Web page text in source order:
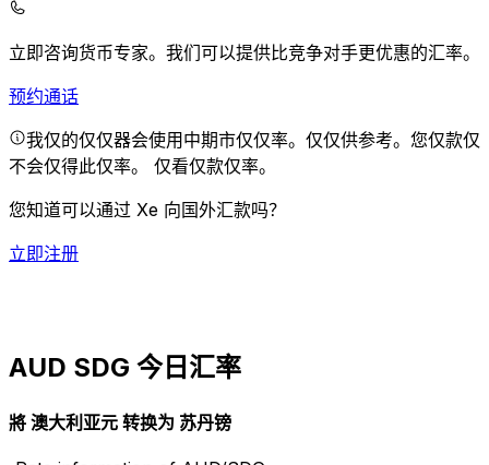
立即咨询货币专家。 我们可以提供比竞争对手更优惠的汇率。
预约通话
我仅的仅仅器会使用中期市仅仅率。仅仅供参考。您仅款仅
不会仅得此仅率。 仅看仅款仅率。
您知道可以通过 Xe 向国外汇款吗？
立即注册
AUD SDG 今日汇率
將 澳大利亚元 转换为 苏丹镑